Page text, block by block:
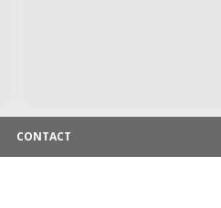
Spring naar de inhoud
CONTACT